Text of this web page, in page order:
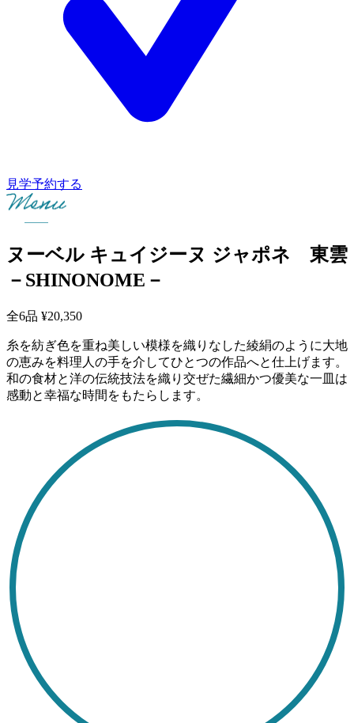
見学予約する
ヌーベル キュイジーヌ ジャポネ 東雲
－SHINONOME－
全6品 ¥20,350
糸を紡ぎ色を重ね美しい模様を織りなした綾絹のように大地
の恵みを料理人の手を介してひとつの作品へと仕上げます。
和の食材と洋の伝統技法を織り交ぜた繊細かつ優美な一皿は
感動と幸福な時間をもたらします。